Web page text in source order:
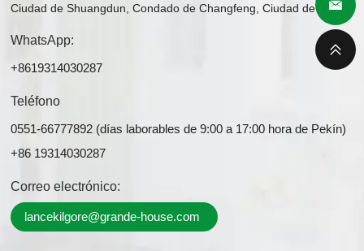
Ciudad de Shuangdun, Condado de Changfeng, Ciudad de Hefei
WhatsApp:
+8619314030287
Teléfono
0551-66777892 (días laborables de 9:00 a 17:00 hora de Pekín)
+86 19314030287
Correo electrónico:
lancekilgore@grande-house.com